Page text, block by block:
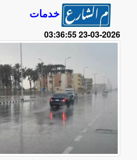
خدمات
2026-03-23 03:36:55